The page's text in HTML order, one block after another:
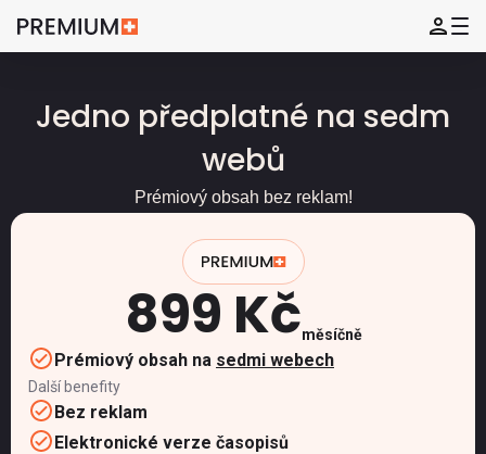
Jedno předplatné na sedm
webů
Prémiový obsah bez reklam!
899 Kčměsíčně
Prémiový obsah na sedmi webech
Další benefity
Bez reklam
Elektronické verze časopisů